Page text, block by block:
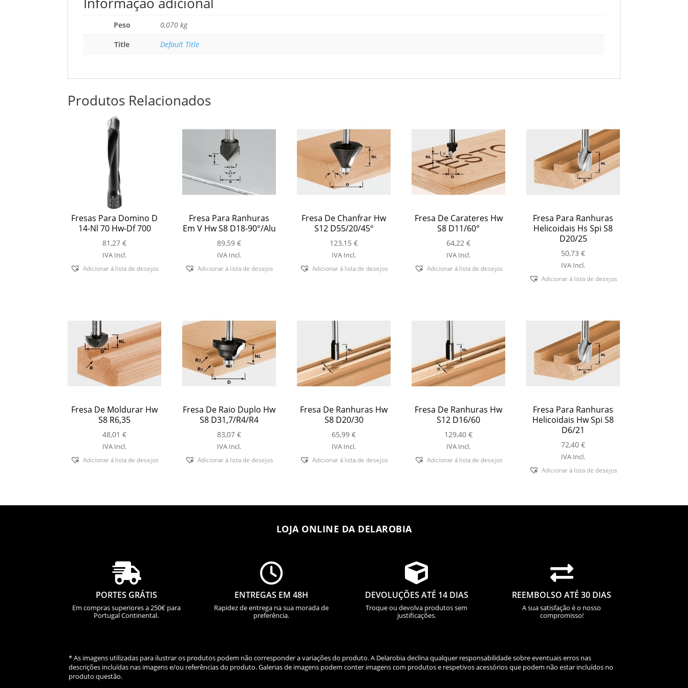
Peso
0,070 kg
Title
Default Title
Produtos Relacionados
Fresas Para Domino D
14-Nl 70 Hw-Df 700
81,27€
IVA Incl.
Adicionar á lista de desejos
Fresa Para Ranhuras
Em V Hw S8 D18-90°/Alu
89,59€
IVA Incl.
Adicionar á lista de desejos
Fresa De Chanfrar Hw
S12 D55/20/45°
123,15€
IVA Incl.
Adicionar á lista de desejos
Fresa De Carateres Hw
S8 D11/60°
64,22€
IVA Incl.
Adicionar á lista de desejos
Fresa Para Ranhuras
Helicoidais Hs Spi S8
D20/25
50,73€
IVA Incl.
Adicionar á lista de desejos
Fresa De Moldurar Hw
S8 R6,35
48,01€
IVA Incl.
Adicionar á lista de desejos
Fresa De Raio Duplo Hw
S8 D31,7/R4/R4
83,07€
IVA Incl.
Adicionar á lista de desejos
Fresa De Ranhuras Hw
S8 D20/30
65,99€
IVA Incl.
Adicionar á lista de desejos
Fresa De Ranhuras Hw
S12 D16/60
129,40€
IVA Incl.
Adicionar á lista de desejos
Fresa Para Ranhuras
Helicoidais Hw Spi S8
D6/21
72,40€
IVA Incl.
Adicionar á lista de desejos
LOJA ONLINE DA DELAROBIA

PORTES GRÁTIS
Em compras superiores a 250€ para
Portugal Continental.

ENTREGAS EM 48H
Rapidez de entrega na sua morada de
preferência.

DEVOLUÇÕES ATÉ 14 DIAS
Troque ou devolva produtos sem
justificações.

REEMBOLSO ATÉ 30 DIAS
A sua satisfação é o nosso
compromisso!
* As imagens utilizadas para ilustrar os produtos podem não corresponder a variações do produto. A Delarobia declina qualquer responsabilidade sobre eventuais erros nas
descrições incluídas nas imagens e/ou referências do produto. Galerias de imagens podem conter imagens com produtos e respetivos acessórios que podem não estar incluídos no
produto questão.